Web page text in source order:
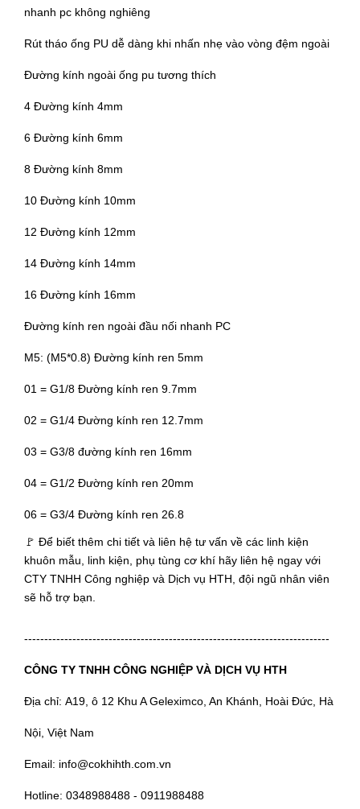
nhanh pc không nghiêng
Rút tháo ống PU dễ dàng khi nhấn nhẹ vào vòng đệm ngoài
Đường kính ngoài ống pu tương thích
4 Đường kính 4mm
6 Đường kính 6mm
8 Đường kính 8mm
10 Đường kính 10mm
12 Đường kính 12mm
14 Đường kính 14mm
16 Đường kính 16mm
Đường kính ren ngoài đầu nối nhanh PC
M5: (M5*0.8) Đường kính ren 5mm
01 = G1/8 Đường kính ren 9.7mm
02 = G1/4 Đường kính ren 12.7mm
03 = G3/8 đường kính ren 16mm
04 = G1/2 Đường kính ren 20mm
06 = G3/4 Đường kính ren 26.8
🚩 Để biết thêm chi tiết và liên hệ tư vấn về các linh kiện
khuôn mẫu, linh kiện, phụ tùng cơ khí hãy liên hệ ngay với
CTY TNHH Công nghiệp và Dịch vụ HTH, đội ngũ nhân viên
sẽ hỗ trợ bạn.
----------------------------------------------------------------------------
CÔNG TY TNHH CÔNG NGHIỆP VÀ DỊCH VỤ HTH
Địa chỉ: A19, ô 12 Khu A Geleximco, An Khánh, Hoài Đức, Hà
Nội, Việt Nam
Email: info@cokhihth.com.vn
Hotline: 0348988488 - 0911988488